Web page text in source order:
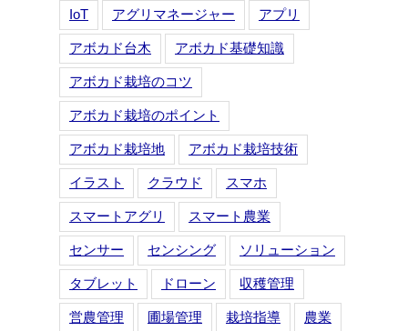
IoT アグリマネージャー アプリ
アボカド台木 アボカド基礎知識
アボカド栽培のコツ
アボカド栽培のポイント
アボカド栽培地 アボカド栽培技術
イラスト クラウド スマホ
スマートアグリ スマート農業
センサー センシング ソリューション
タブレット ドローン 収穫管理
営農管理 圃場管理 栽培指導 農業